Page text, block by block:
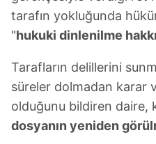
tarafın yokluğunda
"hukuki dinlenilme
Tarafların delillerini
süreler dolmadan karar
olduğunu bildiren daire,
dosyanın yeniden